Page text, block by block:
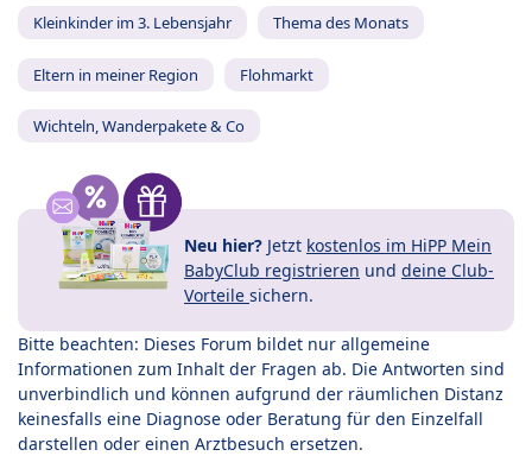
Kleinkinder im 3. Lebensjahr Thema des Monats
Eltern in meiner Region Flohmarkt
Wichteln, Wanderpakete & Co
Neu hier? Jetzt kostenlos im HiPP Mein
BabyClub registrieren und deine Club-
Vorteile sichern.
Bitte beachten: Dieses Forum bildet nur allgemeine
Informationen zum Inhalt der Fragen ab. Die Antworten sind
unverbindlich und können aufgrund der räumlichen Distanz
keinesfalls eine Diagnose oder Beratung für den Einzelfall
darstellen oder einen Arztbesuch ersetzen.